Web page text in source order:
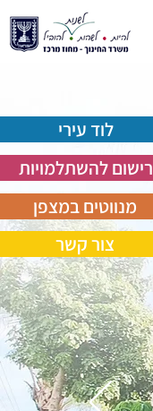
לוד עירי
רישום להשתלמויות
מנווטים במצפן
צור קשר